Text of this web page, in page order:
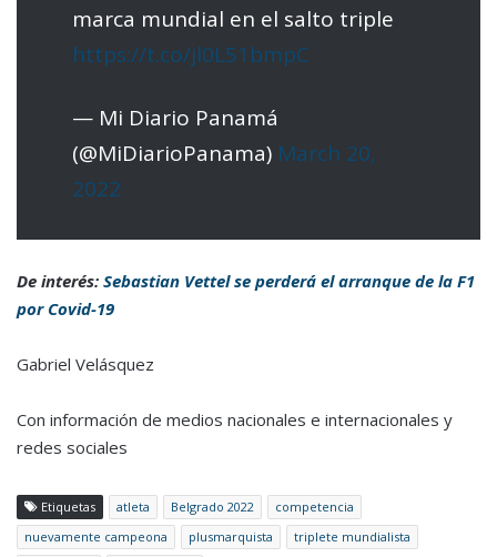
marca mundial en el salto triple
https://t.co/jl0L51bmpC
— Mi Diario Panamá
(@MiDiarioPanama) March 20,
2022
De interés: Sebastian Vettel se perderá el arranque de la F1
por Covid-19
Gabriel Velásquez
Con información de medios nacionales e internacionales y
redes sociales
Etiquetas atleta Belgrado 2022
competencia
nuevamente campeona
plusmarquista
triplete mundialista